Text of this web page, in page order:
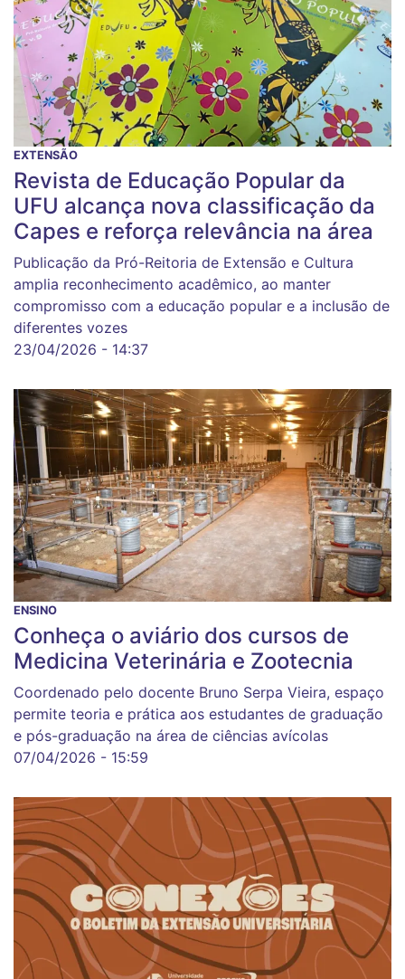
EXTENSÃO
Revista de Educação Popular da
UFU alcança nova classificação da
Capes e reforça relevância na área
Publicação da Pró-Reitoria de Extensão e Cultura
amplia reconhecimento acadêmico, ao manter
compromisso com a educação popular e a inclusão de
diferentes vozes
23/04/2026 - 14:37
ENSINO
Conheça o aviário dos cursos de
Medicina Veterinária e Zootecnia
Coordenado pelo docente Bruno Serpa Vieira, espaço
permite teoria e prática aos estudantes de graduação
e pós-graduação na área de ciências avícolas
07/04/2026 - 15:59